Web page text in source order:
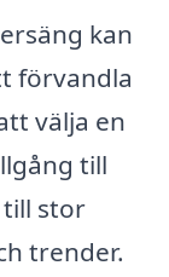
kan
förvandla
välja en
till
stor
trender.